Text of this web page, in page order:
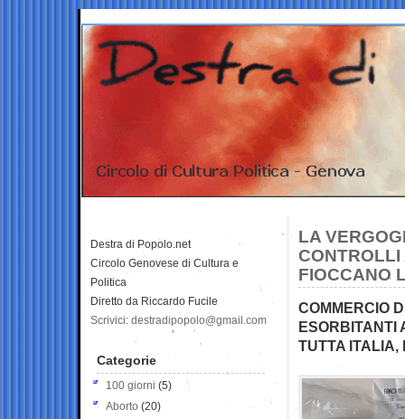
LA
CONTROLLI
FIOCCANO
COMMERCIO
ESORBITANTI
TUTTA ITALIA,
Destra di Popolo.net
Circolo Genovese di Cultura e
Politica
Diretto da Riccardo Fucile
Scrivici: destradipopolo@gmail.com
Categorie
100 giorni (5)
Aborto (20)